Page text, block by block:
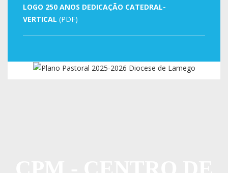
LOGO 250 ANOS DEDICAÇÃO CATEDRAL-
VERTICAL (PDF)